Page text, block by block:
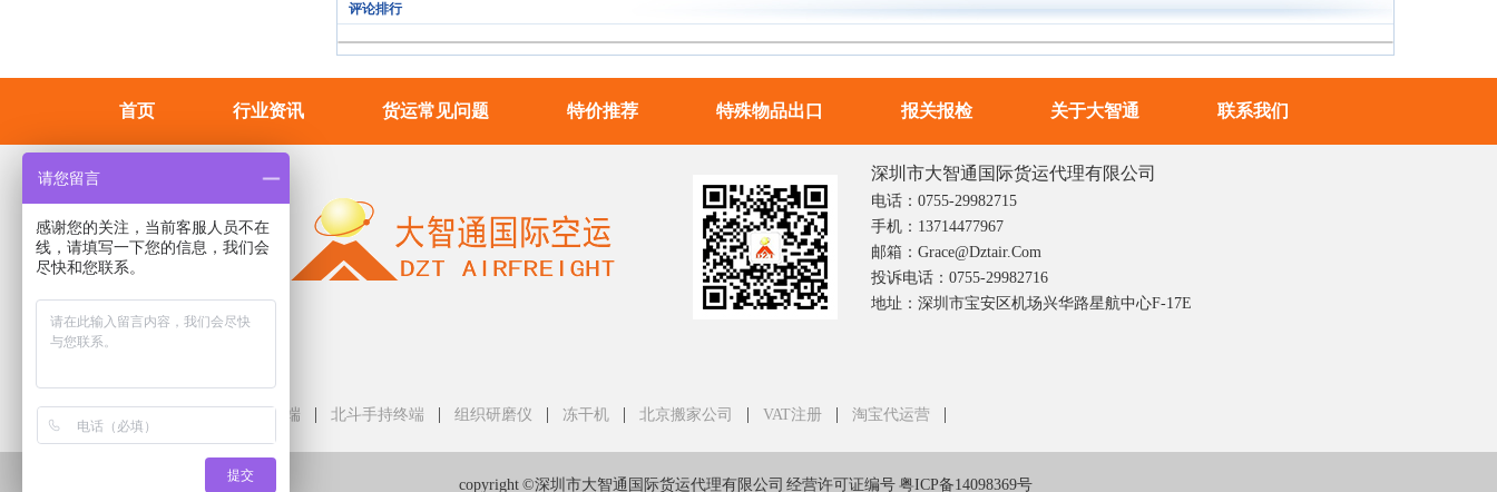
评论排行
首页 行业资讯 货运常见问题 特价推荐 特殊物品出口 报关报检 关于大智通 联系我们
深圳市大智通国际货运代理有限公司
电话：0755-29982715
手机：13714477967
邮箱：grace@dztair.com
投诉电话：0755-29982716
地址：深圳市宝安区机场兴华路星航中心F-17E
友情链接 卫星宽带通信终端 | 北斗手持终端 | 组织研磨仪 | 冻干机 | 北京搬家公司 | VAT注册 | 淘宝代运营 |
copyright ©深圳市大智通国际货运代理有限公司 经营许可证编号 粤ICP备14098369号
请您留言
感谢您的关注，当前客服人员不在
线，请填写一下您的信息，我们会
尽快和您联系。
提交